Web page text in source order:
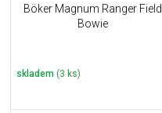
Böker Magnum Ranger Field
Bowie
skladem (3 ks)